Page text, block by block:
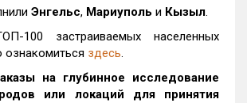
Энгельс, Мариуполь и Кызыл.
100 застраиваемых населенных
ознакомиться здесь.
на глубинное исследование
или локаций для принятия